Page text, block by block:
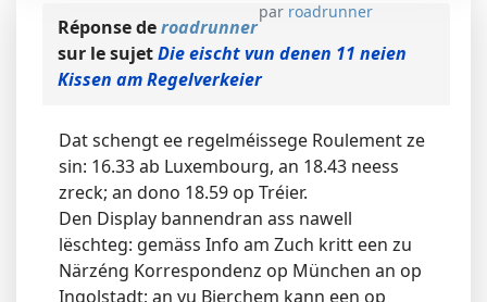
par roadrunner
Réponse deroadrunner
sur le sujetDie eischt vun denen 11 neien
Kissen am Regelverkeier
Dat schengt ee regelméissege Roulement ze
sin: 16.33 ab Luxembourg, an 18.43 neess
zreck; an dono 18.59 op Tréier.
Den Display bannendran ass nawell
lëschteg: gemäss Info am Zuch kritt een zu
Närzéng Korrespondenz op München an op
Ingolstadt; an vu Bierchem kann een op